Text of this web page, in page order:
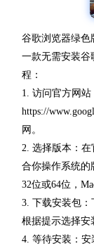
谷歌浏览器绿色
一款无需安装谷
程：
1. 访问官方网
https://
网。
2. 选择版本：在
合你操作系统的
32位或64位，
3. 下载安装包：
根据提示选择安
4. 等待安装：安